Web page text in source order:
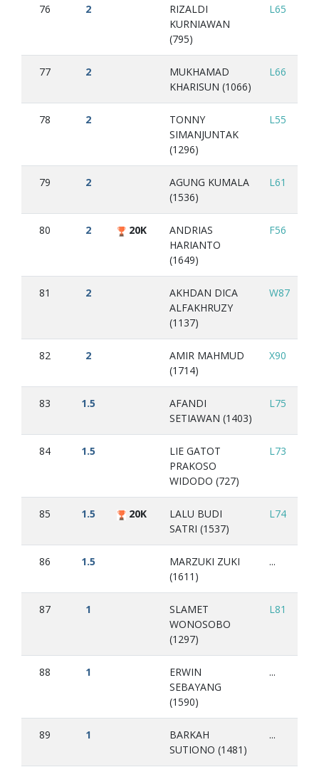
76 2
RIZALDI
KURNIAWAN
(795)
L65
77 2
MUKHAMAD
KHARISUN (1066)
L66
78 2
TONNY
SIMANJUNTAK
(1296)
L55
79 2
AGUNG KUMALA
(1536)
L61
80 2 20K
ANDRIAS
HARIANTO
(1649)
F56
81 2
AKHDAN DICA
ALFAKHRUZY
(1137)
W87
82 2
AMIR MAHMUD
(1714)
X90
83 1.5
AFANDI
SETIAWAN (1403)
L75
84 1.5
LIE GATOT
PRAKOSO
WIDODO (727)
L73
85 1.5 20K
LALU BUDI
SATRI (1537)
L74
86 1.5
MARZUKI ZUKI
(1611)
...
87 1
SLAMET
WONOSOBO
(1297)
L81
88 1
ERWIN
SEBAYANG
(1590)
...
89 1
BARKAH
SUTIONO (1481)
...